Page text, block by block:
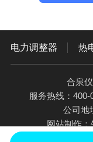
电力调整器 热
合泉
服务热线：400-
公司地
网站制作：